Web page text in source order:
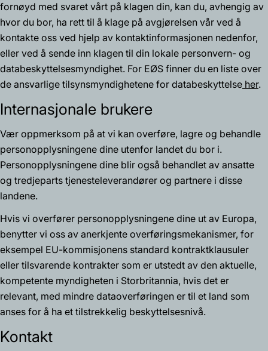
fornøyd med svaret vårt på klagen din, kan du, avhengig av
hvor du bor, ha rett til å klage på avgjørelsen vår ved å
kontakte oss ved hjelp av kontaktinformasjonen nedenfor,
eller ved å sende inn klagen til din lokale personvern- og
databeskyttelsesmyndighet. For EØS finner du en liste over
de ansvarlige tilsynsmyndighetene for databeskyttelse her.
Internasjonale brukere
Vær oppmerksom på at vi kan overføre, lagre og behandle
personopplysningene dine utenfor landet du bor i.
Personopplysningene dine blir også behandlet av ansatte
og tredjeparts tjenesteleverandører og partnere i disse
landene.
Hvis vi overfører personopplysningene dine ut av Europa,
benytter vi oss av anerkjente overføringsmekanismer, for
eksempel EU-kommisjonens standard kontraktklausuler
eller tilsvarende kontrakter som er utstedt av den aktuelle,
kompetente myndigheten i Storbritannia, hvis det er
relevant, med mindre dataoverføringen er til et land som
anses for å ha et tilstrekkelig beskyttelsesnivå.
Kontakt